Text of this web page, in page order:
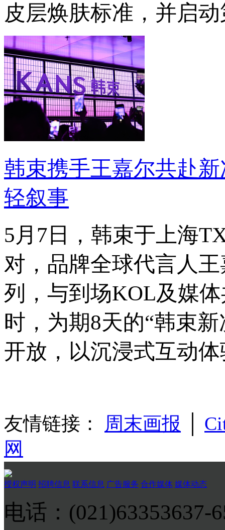
皮层焕肤标准，并启
韩束携手王嘉尔共赴
轻叙事
5月7日，韩束于上海
对，品牌全球代言人
列，与到场KOL及媒
时，为期8天的“韩束
开放，以沉浸式互动
友情链接： 周末画报
网
授权声明 招聘信息 联系信息 广告服务 合作媒体 媒体动态
电话：(021)63353637-